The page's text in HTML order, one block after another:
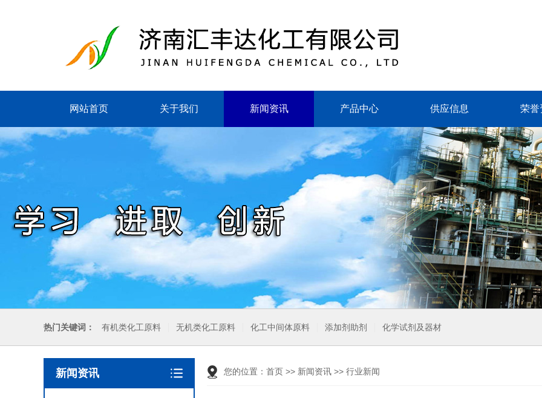
网站首页 关于我们 新闻资讯 产品中心 供应信息 荣誉
热门关键词： 有机类化工原料 无机类化工原料 化工中间体原料 添加剂助剂 化学试剂及器材
新闻资讯 您的位置： 首页 >> 新闻资讯 >> 行业新闻